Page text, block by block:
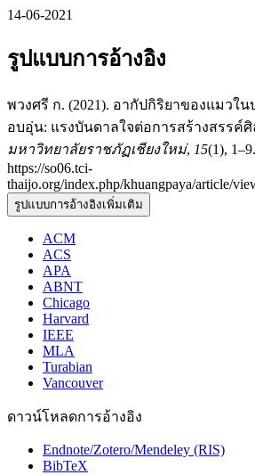
14-06-2021
รูปแบบการอ้างอิง
พวงศรี ก. (2021). อากัปกิริยาของแมวใ
อบอุ่น: แรงบันดาลใจต่อการสร้างสรรค์ศิ
มหาวิทยาลัยราชภัฏเชียงใหม่, 15(1),
https://so06.tci-
thaijo.org/index.php/khuangpaya/article/
รูปแบบการอ้างอิงเพิ่มเติม
ACM
ACS
APA
ABNT
Chicago
Harvard
IEEE
MLA
Turabian
Vancouver
ดาวน์โหลดการอ้างอิง
Endnote/Zotero/Mendeley (RIS)
BibTeX